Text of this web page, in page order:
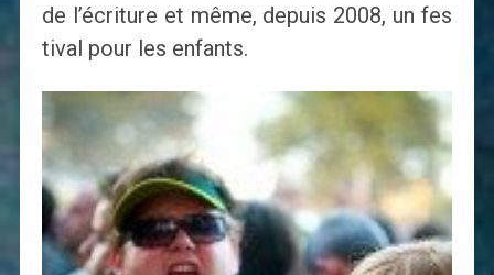
de l’écriture et même, depuis 2008, un fes
tival pour les enfants.